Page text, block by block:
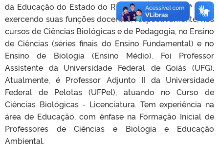
da Educação do Estado do Rio Grande do Sul (5ª CRE),
exercendo suas funções docentes, respectivamente, nos
cursos de Ciências Biológicas e de Pedagogia, no Ensino
de Ciências (séries finais do Ensino Fundamental) e no
Ensino de Biologia (Ensino Médio). Foi Professor
Assistente da Universidade Federal de Goiás (UFG).
Atualmente, é Professor Adjunto II da Universidade
Federal de Pelotas (UFPel), atuando no Curso de
Ciências Biológicas - Licenciatura. Tem experiência na
área de Educação, com ênfase na Formação Inicial de
Professores de Ciências e Biologia e Educação
Ambiental.